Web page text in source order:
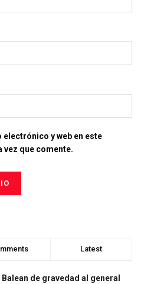
y web en este
vez que comente.
Latest
de gravedad al general